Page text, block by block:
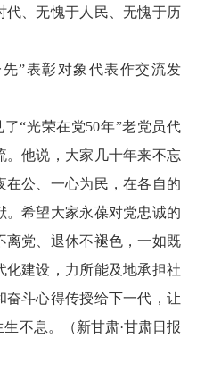
代、无愧于人民、无愧于历
先”表彰对象代表作交流发
了“光荣在党50年”老党员代
。他说，大家几十年来不忘
在公、一心为民，在各自的
。希望大家永葆对党忠诚的
离党、退休不褪色，一如既
化建设，力所能及地承担社
奋斗心得传授给下一代，让
不息。（新甘肃·甘肃日报